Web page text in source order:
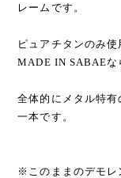
レームです。
ピュアチタンのみ使
MADE IN SABAEな
全体的にメタル特
一本です。
※このままのデモレ